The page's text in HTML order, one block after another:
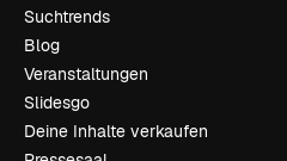
Suchtrends
Blog
Veranstaltungen
Slidesgo
Deine Inhalte verkaufen